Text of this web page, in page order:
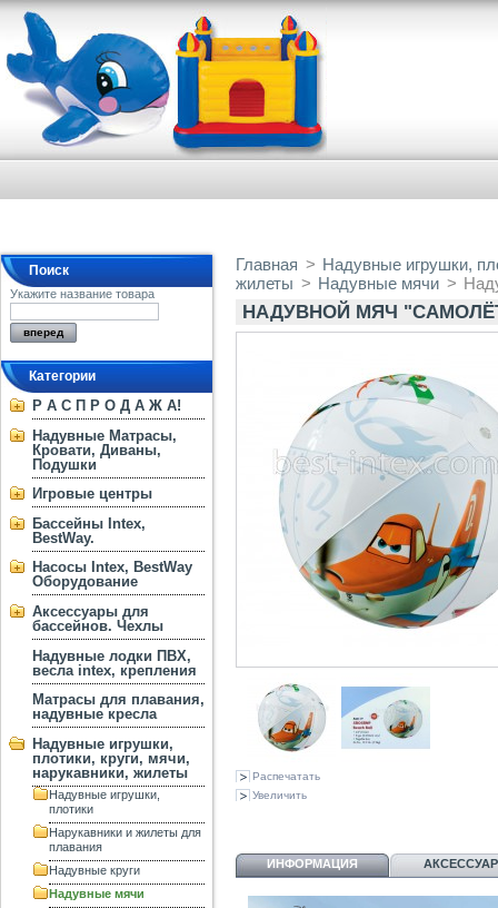
Поиск
Укажите название товара
Категории
Р А С П Р О Д А Ж А!
Надувные Матрасы,
Кровати, Диваны,
Подушки
Игровые центры
Бассейны Intex,
BestWay.
Насосы Intex, BestWay
Оборудование
Аксессуары для
бассейнов. Чехлы
Надувные лодки ПВХ,
весла intex, крепления
Матрасы для плавания,
надувные кресла
Надувные игрушки,
плотики, круги, мячи,
нарукавники, жилеты
Надувные игрушки,
плотики
Нарукавники и жилеты для
плавания
Надувные круги
Надувные мячи
Главная > Надувные игрушки,
жилеты > Надувные мячи >
НАДУВНОЙ МЯЧ
Распечатать
Увеличить
ИНФОРМАЦИЯ